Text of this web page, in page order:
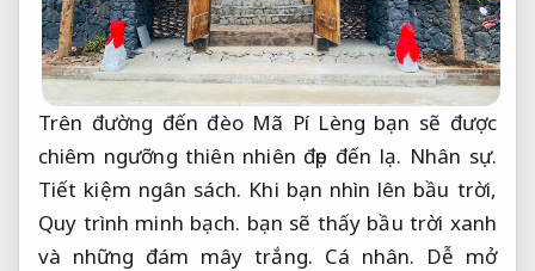
Trên đường đến đèo Mã Pí Lèng bạn sẽ được
chiêm ngưỡng thiên nhiên đẹp đến lạ. Nhân sự.
Tiết kiệm ngân sách. Khi bạn nhìn lên bầu trời,
Quy trình minh bạch. bạn sẽ thấy bầu trời xanh
và những đám mây trắng. Cá nhân. Dễ mở